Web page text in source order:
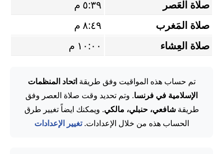
صلاة العَصر
٥:٣٩ م
صلاة المَغرب
٨:٤٩ م
صلاة العِشاء
١٠:٠٠ م
تم حساب هذه المواقيت وفق طريقةاتحاد المنظمات
الإسلامية في فرنسا. وتم تحديد وقت صلاة العصر وفق
طريقةشافعي، حنبلي، مالكي. ويمكنك ايضاً تغيير طرق
الحساب هذه من خلال الإعدادات.تغيير الإعدادات